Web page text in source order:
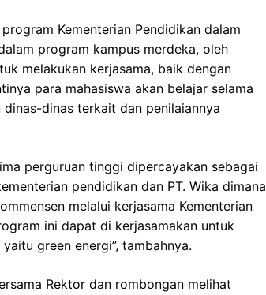
Kementerian Pendidikan dalam
program kampus merdeka, oleh
melakukan kerjasama, baik dengan
para mahasiswa akan belajar selama
dinas terkait dan penilaiannya
perguruan tinggi dipercayakan sebagai
pendidikan dan PT. Wika dimana
melalui kerjasama Kementerian
ini dapat di kerjasamakan untuk
green energi”, tambahnya.
Rektor dan rombongan melihat